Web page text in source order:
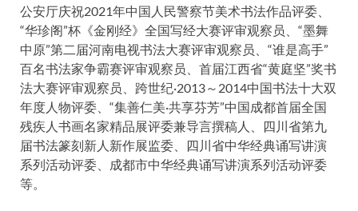
公安厅庆祝2021年中国人民警察节美术书法作品评委、
“华珍阁”杯《金刚经》全国写经大赛评审观察员、“墨舞
中原”第二届河南电视书法大赛评审观察员、“谁是高手”
百名书法家争霸赛评审观察员、首届江西省“黄庭坚”奖书
法大赛评审观察员、跨世纪·2013～2014中国书法十大双
年度人物评委、“集善仁美·共享芬芳”中国成都首届全国
残疾人书画名家精品展评委兼导言撰稿人、四川省第九
届书法篆刻新人新作展监委、四川省中华经典诵写讲演
系列活动评委、成都市中华经典诵写讲演系列活动评委
等。